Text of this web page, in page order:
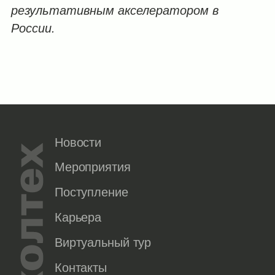
результативным акселератором в
России.
Новости
Мероприятия
Поступление
Карьера
Виртуальный тур
Контакты